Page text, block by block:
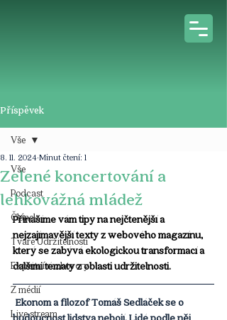
Příspěvek
Vše
Podcast
Článek
Tváře Udržitelnosti
Expertní rozhovory
Z médií
Live stream
Vše
Zelené koncertování a
lehkovážná mládež
8. 11. 2024 Minut čtení: 1
Přinášíme vám tipy na nejčtenější a
nejzajímavější texty z webového magazínu,
který se zabývá ekologickou transformací a
dalšími tématy z oblasti udržitelnosti.
Ekonom a filozof Tomáš Sedláček se o
budoucnost lidstva nebojí. Lidé podle něj